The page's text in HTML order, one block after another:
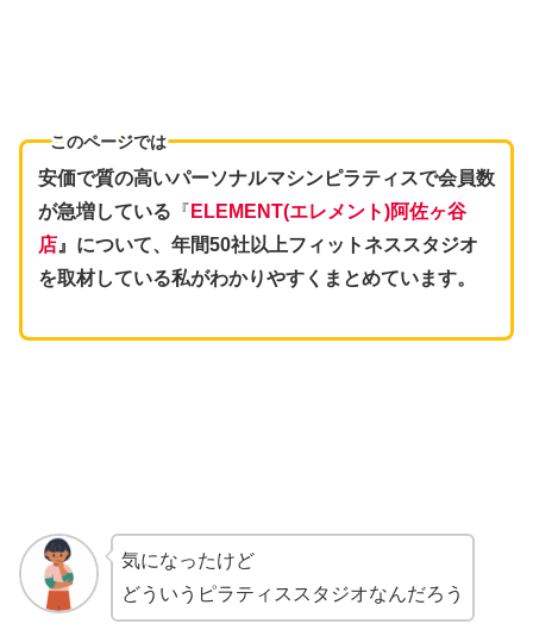
このページでは
安価で質の高いパーソナルマシンピラティスで会員数
が急増している 『 ELEMENT(エレメント)阿佐ヶ谷
店』について、年間50社以上フィットネススタジオ
を取材している私がわかりやすくまとめています。
気になったけど
どういうピラティススタジオなんだろう